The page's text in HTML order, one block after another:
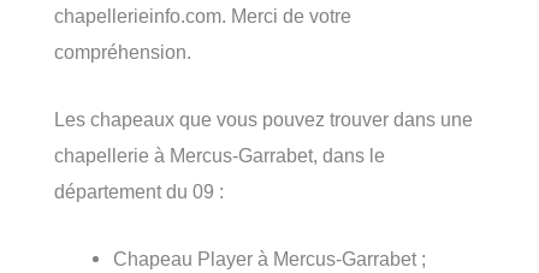
chapellerieinfo.com. Merci de votre
compréhension.
Les chapeaux que vous pouvez trouver dans une
chapellerie à Mercus-Garrabet, dans le
département du 09 :
Chapeau Player à Mercus-Garrabet ;